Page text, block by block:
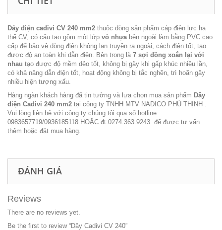
Dây điện cadivi CV 240 mm2 thuộc dòng sản phẩm cáp điện lực hạ
thế CV, có cấu tạo gồm một lớp vỏ nhựa bên ngoài làm bằng PVC cao
cấp để bảo vệ dòng điện không lan truyền ra ngoài, cách điện tốt, tạo
được độ an toàn khi dẫn điện. Bên trong là 7 sợi đồng xoắn lại với
nhau tạo được độ mềm dẻo tốt, không bị gãy khi gấp khúc nhiều lần,
có khả năng dẫn điện tốt, hoạt động không bị tắc nghẽn, trì hoãn gây
nhiều hiện tượng xấu.
Hàng ngàn khách hàng đã tin tưởng và lựa chọn mua sản phẩm Dây
điện Cadivi 240 mm2 tại công ty TNHH MTV NADICO PHÚ THỊNH
Vui lòng liên hệ với công ty chúng tôi qua số hotline:
0983657719/0936185118 HOẶC đt:0274.363.9243 để được tư vấn
thêm hoặc đặt mua hàng.
ĐÁNH GIÁ
Reviews
There are no reviews yet.
Be the first to review “Dây Cadivi CV 240”